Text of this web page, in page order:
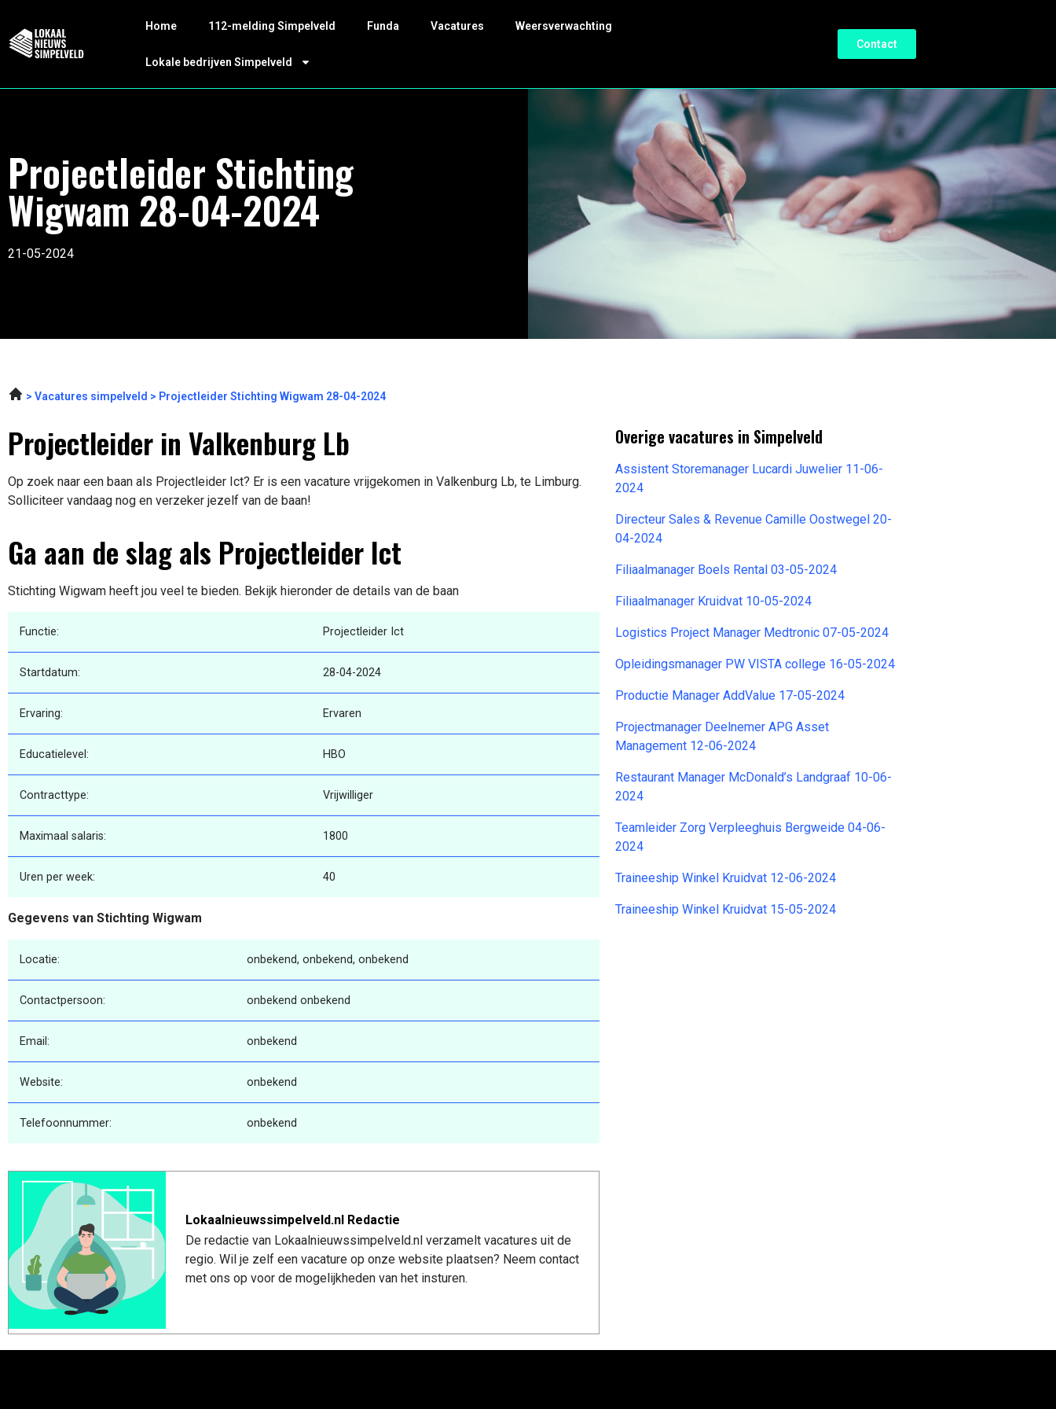
Home 112-melding Simpelveld Funda Vacatures Weersverwachting
Lokale bedrijven Simpelveld
Contact
Projectleider Stichting
Wigwam 28-04-2024
21-05-2024
Vacatures simpelveld Projectleider Stichting Wigwam 28-04-2024
Projectleider in Valkenburg Lb
Op zoek naar een baan als Projectleider Ict? Er is een vacature vrijgekomen in Valkenburg Lb, te Limburg.
Solliciteer vandaag nog en verzeker jezelf van de baan!
Ga aan de slag als Projectleider Ict
Stichting Wigwam heeft jou veel te bieden. Bekijk hieronder de details van de baan
Functie: Projectleider Ict
Startdatum: 28-04-2024
Ervaring: Ervaren
Educatielevel: HBO
Contracttype: Vrijwilliger
Maximaal salaris: 1800
Uren per week: 40
Gegevens van Stichting Wigwam
Locatie: onbekend, onbekend, onbekend
Contactpersoon: onbekend onbekend
Email: onbekend
Website: onbekend
Telefoonnummer: onbekend
Lokaalnieuwssimpelveld.nl Redactie
De redactie van Lokaalnieuwssimpelveld.nl verzamelt vacatures uit de
regio. Wil je zelf een vacature op onze website plaatsen? Neem contact
met ons op voor de mogelijkheden van het insturen.
Overige vacatures in Simpelveld
Assistent Storemanager Lucardi Juwelier 11-06-
2024
Directeur Sales & Revenue Camille Oostwegel 20-
04-2024
Filiaalmanager Boels Rental 03-05-2024
Filiaalmanager Kruidvat 10-05-2024
Logistics Project Manager Medtronic 07-05-2024
Opleidingsmanager PW VISTA college 16-05-2024
Productie Manager AddValue 17-05-2024
Projectmanager Deelnemer APG Asset
Management 12-06-2024
Restaurant Manager McDonald’s Landgraaf 10-06-
2024
Teamleider Zorg Verpleeghuis Bergweide 04-06-
2024
Traineeship Winkel Kruidvat 12-06-2024
Traineeship Winkel Kruidvat 15-05-2024